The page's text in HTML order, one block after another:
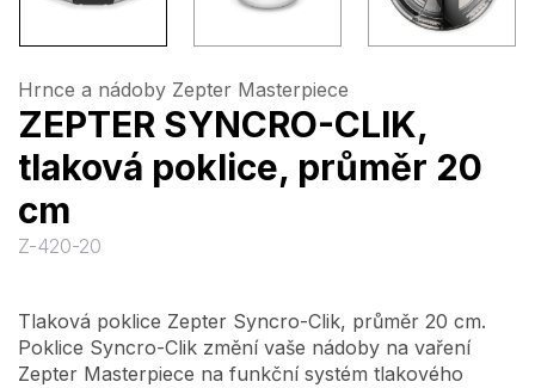
Hrnce a nádoby Zepter Masterpiece
ZEPTER SYNCRO-CLIK,
tlaková poklice, průměr 20
cm
Z-420-20
Tlaková poklice Zepter Syncro-Clik, průměr 20 cm.
Poklice Syncro-Clik změní vaše nádoby na vaření
Zepter Masterpiece na funkční systém tlakového